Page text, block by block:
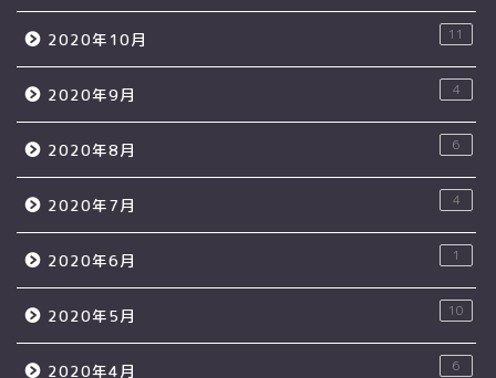
2020年10月 11
2020年9月 4
2020年8月 6
2020年7月 4
2020年6月 1
2020年5月 10
2020年4月 6